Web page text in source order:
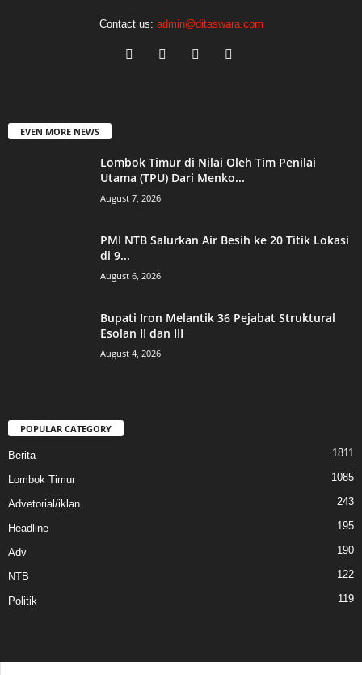
Contact us: admin@ditaswara.com
EVEN MORE NEWS
Lombok Timur di Nilai Oleh Tim Penilai
Utama (TPU) Dari Menko...
August 7, 2026
PMI NTB Salurkan Air Besih ke 20 Titik Lokasi
di 9...
August 6, 2026
Bupati Iron Melantik 36 Pejabat Struktural
Esolan II dan III
August 4, 2026
POPULAR CATEGORY
Berita 1811
Lombok Timur 1085
Advetorial/iklan 243
Headline 195
Adv 190
NTB 122
Politik 119